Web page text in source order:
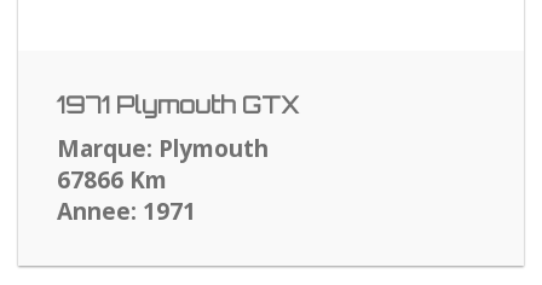
1971 Plymouth GTX
Marque: Plymouth
67866 Km
Annee: 1971